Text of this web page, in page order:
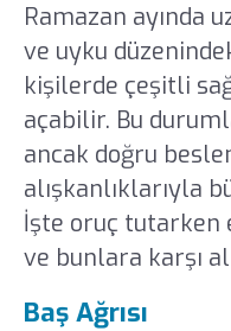
Ramazan ayında
ve uyku
kişilerde çeşitli
açabilir. Bu
ancak doğru
alışkanlıklarıyla
İşte oruç tutarken
ve bunlara karşı
Baş Ağrısı